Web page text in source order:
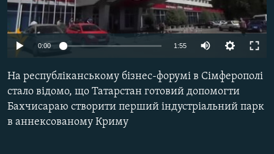
ВІДЕОУРОКИ «ELIFBE»
СВІДЧЕННЯ ОКУПАЦІЇ
ІНФОГРАФІКА
Русский
Qırımtatar
ДОЛУЧАЙСЯ!
0:00 1:55
На республіканському бізнес-форумі в Сімферополі
стало відомо, що Татарстан готовий допомогти
Бахчисараю створити перший індустріальний парк
в аннексованому Криму